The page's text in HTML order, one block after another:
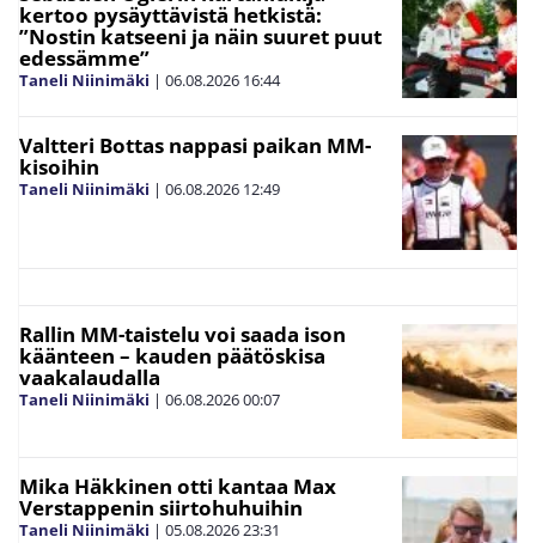
kertoo pysäyttävistä hetkistä:
”Nostin katseeni ja näin suuret puut
edessämme”
Taneli Niinimäki | 06.08.2026 16:44
Valtteri Bottas nappasi paikan MM-
kisoihin
Taneli Niinimäki | 06.08.2026 12:49
Rallin MM-taistelu voi saada ison
käänteen – kauden päätöskisa
vaakalaudalla
Taneli Niinimäki | 06.08.202600:07
Mika Häkkinen otti kantaa Max
Verstappenin siirtohuhuihin
Taneli Niinimäki | 05.08.202623:31